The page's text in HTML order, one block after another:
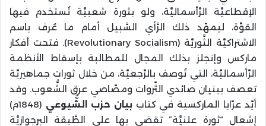
الإقطاعيَّة الرَّأسماليَّة، ولو بثورة شعبيَّة تُستخدم فيها
القوَّة، ليمهّد ذلك الرَّأي السَّبيل أمام ما عُرف باسم
الاشتراكيَّة الثَّوريَّة (Revolutionary Socialism). فتحت أفكار
ماركس وإنجلز بذلك المجال للمطالبة بإسقاط الأنظمة
الرَّأسماليَّة، التي تُوصف بالرَّجعيَّة، من خلال ثورات جماهيريَّة
تعصف ببنيان صائدي الثَّروات ومصَّاصي عرق الشُّعوب. وقد
أيَّد عرَّابا الماركسية في كتاب بيان حزب الشُّيوعي
(1848م)
إشعال “ثورة علنيَّة” تقضي بها على الطَّبقة البرجوازيَّة